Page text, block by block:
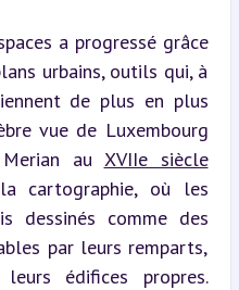
a progressé grâce
urbains, outils qui, à
de plus en plus
vue de Luxembourg
au XVIIe siècle
cartographie, où les
dessinés comme des
par leurs remparts,
édifices propres.